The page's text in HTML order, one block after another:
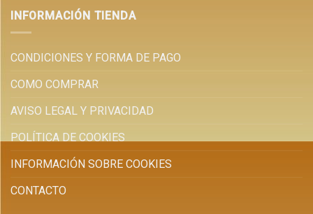
INFORMACIÓN TIENDA
CONDICIONES Y FORMA DE PAGO
COMO COMPRAR
AVISO LEGAL Y PRIVACIDAD
POLÍTICA DE COOKIES
INFORMACIÓN SOBRE COOKIES
CONTACTO